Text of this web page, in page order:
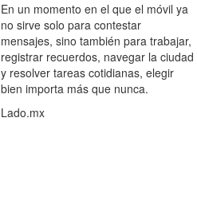
En un momento en el que el móvil ya
no sirve solo para contestar
mensajes, sino también para trabajar,
registrar recuerdos, navegar la ciudad
y resolver tareas cotidianas, elegir
bien importa más que nunca.
Lado.mx